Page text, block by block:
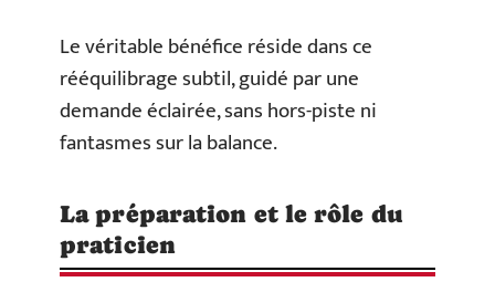
Le véritable bénéfice réside dans ce
rééquilibrage subtil, guidé par une
demande éclairée, sans hors-piste ni
fantasmes sur la balance.
La préparation et le rôle du
praticien